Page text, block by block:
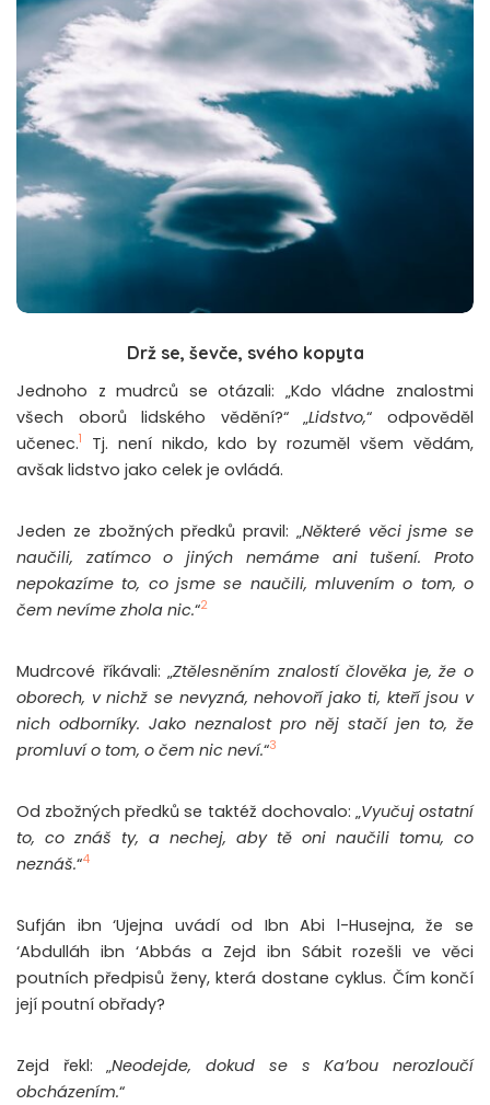
Drž se, ševče, svého kopyta
Jednoho z mudrců se otázali: „Kdo vládne znalostmi
všech oborů lidského vědění?“ „Lidstvo,“ odpověděl
učenec.1
Tj. není nikdo, kdo by rozuměl všem vědám,
avšak lidstvo jako celek je ovládá.
Jeden ze zbožných předků pravil: „Některé věci jsme se
naučili, zatímco o jiných nemáme ani tušení. Proto
nepokazíme to, co jsme se naučili, mluvením o tom, o
čem nevíme zhola nic.“2
Mudrcové říkávali: „Ztělesněním znalostí člověka je, že o
oborech, v nichž se nevyzná, nehovoří jako ti, kteří jsou v
nich odborníky. Jako neznalost pro něj stačí jen to, že
promluví o tom, o čem nic neví.“3
Od zbožných předků se taktéž dochovalo: „Vyučuj ostatní
to, co znáš ty, a nechej, aby tě oni naučili tomu, co
neznáš.“4
Sufján ibn ‘Ujejna uvádí od Ibn Abi l-Husejna, že se
‘Abdulláh ibn ‘Abbás a Zejd ibn Sábit rozešli ve věci
poutních předpisů ženy, která dostane cyklus. Čím končí
její poutní obřady?
Zejd řekl: „Neodejde, dokud se s Ka’bou nerozloučí
obcházením.“